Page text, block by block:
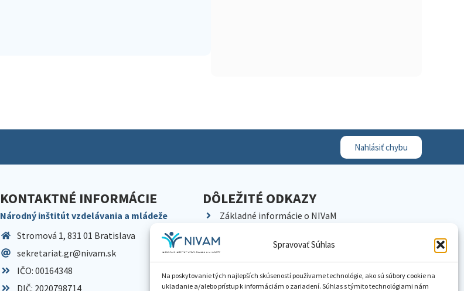
Spravovať Súhlas
Na poskytovanie tých najlepších skúseností používame technológie, ako sú súbory cookie na
ukladanie a/alebo prístup k informáciám o zariadení. Súhlas s týmito technológiami nám
Nahlásiť chybu
KONTAKTNÉ INFORMÁCIE
Národný inštitút vzdelávania a mládeže
Stromová 1, 831 01 Bratislava
sekretariat.gr@nivam.sk
IČO: 00164348
DIČ: 2020798714
DÔLEŽITÉ ODKAZY
Základné informácie o NIVaM
Kariéra
Pracoviská NIVaM